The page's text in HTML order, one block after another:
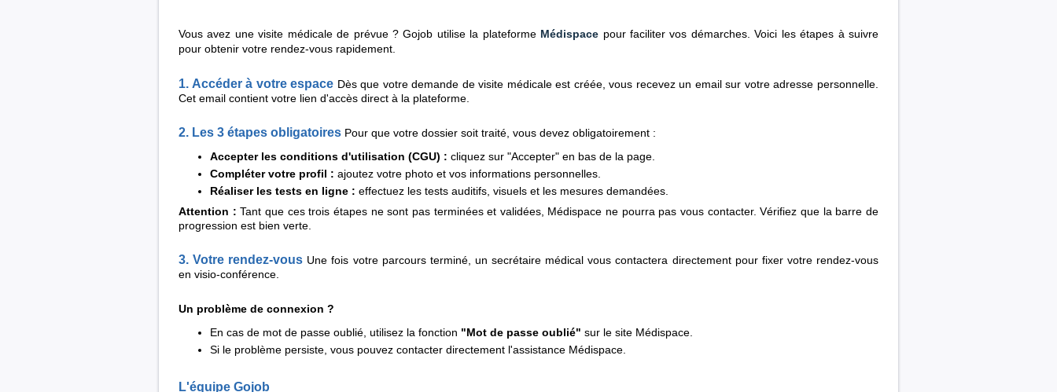
Vous avez une visite médicale de prévue ? Gojob utilise la plateforme Médispace pour faciliter vos démarches. Voici les étapes à suivre
pour obtenir votre rendez-vous rapidement.
1. Accéder à votre espace Dès que votre demande de visite médicale est créée, vous recevez un email sur votre adresse personnelle.
Cet email contient votre lien d'accès direct à la plateforme.
2. Les 3 étapes obligatoires Pour que votre dossier soit traité, vous devez obligatoirement :
Accepter les conditions d'utilisation (CGU) : cliquez sur "Accepter" en bas de la page.
Compléter votre profil : ajoutez votre photo et vos informations personnelles.
Réaliser les tests en ligne : effectuez les tests auditifs, visuels et les mesures demandées.
Attention : Tant que ces trois étapes ne sont pas terminées et validées, Médispace ne pourra pas vous contacter. Vérifiez que la barre de
progression est bien verte.
3. Votre rendez-vous Une fois votre parcours terminé, un secrétaire médical vous contactera directement pour fixer votre rendez-vous
en visio-conférence.
Un problème de connexion ?
En cas de mot de passe oublié, utilisez la fonction "Mot de passe oublié" sur le site Médispace.
Si le problème persiste, vous pouvez contacter directement l'assistance Médispace.
L'équipe Gojob